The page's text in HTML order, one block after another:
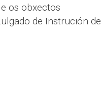
os obxectos
de Instrución de